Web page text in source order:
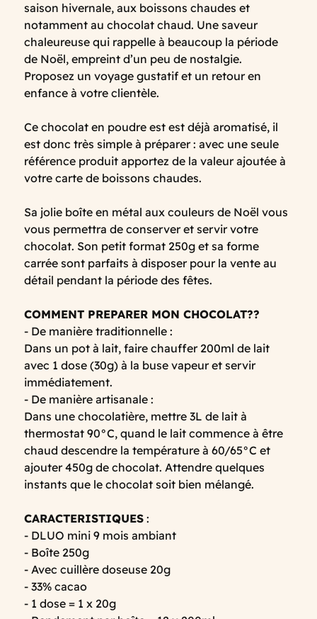
saison hivernale, aux boissons chaudes et
notamment au chocolat chaud. Une saveur
chaleureuse qui rappelle à beaucoup la période
de Noël, empreint d’un peu de nostalgie.
Proposez un voyage gustatif et un retour en
enfance à votre clientèle.
Ce chocolat en poudre est est déjà aromatisé, il
est donc très simple à préparer : avec une seule
référence produit apportez de la valeur ajoutée à
votre carte de boissons chaudes.
Sa jolie boîte en métal aux couleurs de Noël vous
vous permettra de conserver et servir votre
chocolat. Son petit format 250g et sa forme
carrée sont parfaits à disposer pour la vente au
détail pendant la période des fêtes.
COMMENT PREPARER MON CHOCOLAT??
- De manière traditionnelle :
Dans un pot à lait, faire chauffer 200ml de lait
avec 1 dose (30g) à la buse vapeur et servir
immédiatement.
- De manière artisanale :
Dans une chocolatière, mettre 3L de lait à
thermostat 90°C, quand le lait commence à être
chaud descendre la température à 60/65°C et
ajouter 450g de chocolat. Attendre quelques
instants que le chocolat soit bien mélangé.
CARACTERISTIQUES :
- DLUO mini 9 mois ambiant
- Boîte 250g
- Avec cuillère doseuse 20g
- 33% cacao
- 1 dose = 1 x 20g